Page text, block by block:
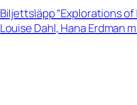
Biljettsläpp “Explorations of
Louise Dahl, Hana Erdman